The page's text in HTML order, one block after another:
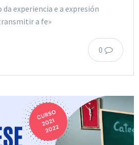
da experiencia e a expresión
a fe»
0